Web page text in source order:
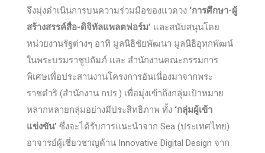
จึงมุ่งดำเนินการบนความร่วมมือของแวดวง ‘การศึกษา-ผู้
สร้างสรรค์สื่อ-ดิจิทัลแพลตฟอร์ม’ และสนับสนุนโดย
หน่วยงานรัฐต่างๆ อาทิ มูลนิธิชัยพัฒนา มูลนิธิอุทกพัฒน์
ในพระบรมราชูปถัมภ์ และ สำนักงานคณะกรรมการ
พิเศษเพื่อประสานงานโครงการอันเนื่องมาจากพระ
ราชดำริ (สำนักงาน กปร.) เพื่อมุ่งเข้าถึงกลุ่มเป้าหมาย
หลากหลายกลุ่มอย่างมีประสิทธิภาพ ทั้ง ‘กลุ่มผู้เข้า
แข่งขัน’ ซึ่งจะได้รับการแนะนำจาก Sea (ประเทศไทย)
อาจารย์ผู้เชี่ยวชาญด้าน Innovative Digital Design จาก